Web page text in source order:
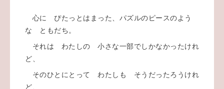
心に ぴたっとはまった、パズルのピースのよう
な ともだち。
それは わたしの 小さな一部でしかなかったけれ
ど、
そのひとにとって わたしも そうだったろうけれ
ど、